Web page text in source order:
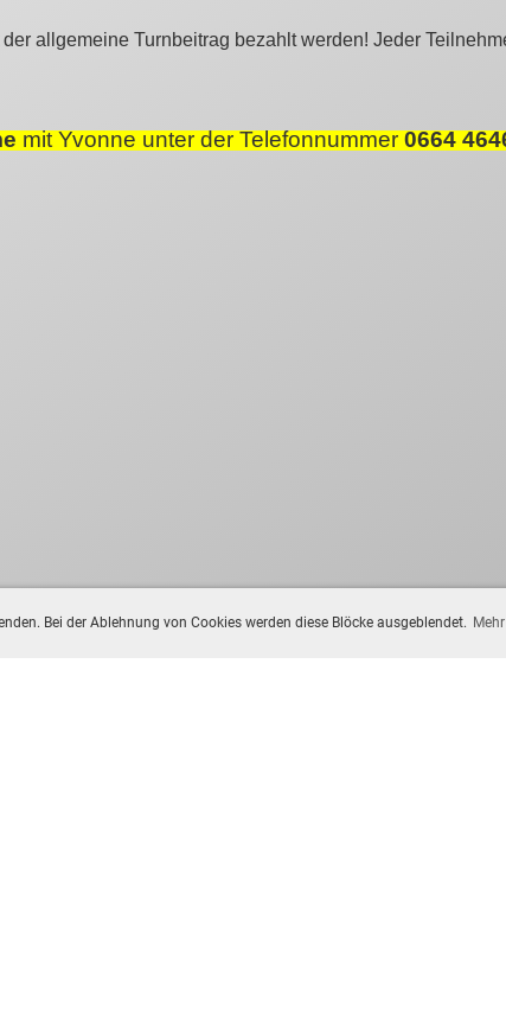
Bei der Ablehnung von Cookies werden diese Blöcke ausgeblendet.
allgemeine Turnbeitrag bezahlt werden! Jeder
mit Yvonne unter der Telefonnummer 0664